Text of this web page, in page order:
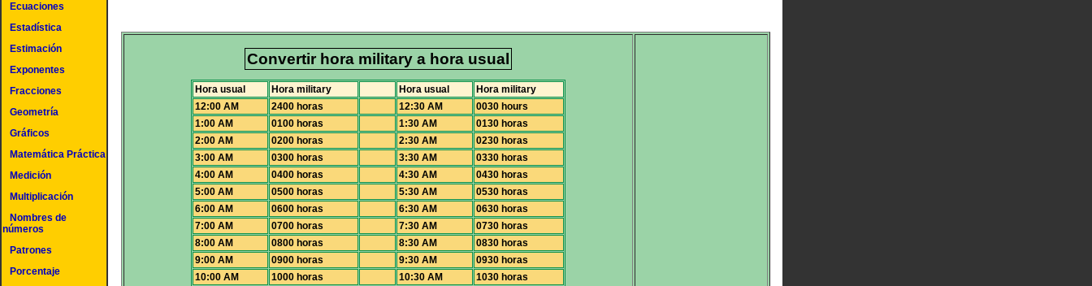
Ecuaciones
Estadística
Estimación
Exponentes
Fracciones
Geometría
Gráficos
Matemática Práctica
Medición
Multiplicación
Nombres de
números
Patrones
Porcentaje
Convertir hora military a hora usual
Hora usual Hora military Hora usual
Hora military
12:00 AM
2400 horas 12:30 AM
0030 hours
1:00 AM
0100 horas 1:30 AM
0130 horas
2:00 AM
0200 horas 2:30 AM
0230 horas
3:00 AM
0300 horas 3:30 AM
0330 horas
4:00 AM
0400 horas 4:30 AM
0430 horas
5:00 AM
0500 horas 5:30 AM
0530 horas
6:00 AM
0600 horas 6:30 AM
0630 horas
7:00 AM
0700 horas 7:30 AM
0730 horas
8:00 AM
0800 horas 8:30 AM
0830 horas
9:00 AM
0900 horas 9:30 AM
0930 horas
10:00 AM
1000 horas 10:30 AM
1030 horas